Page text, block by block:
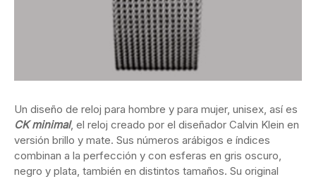
Un diseño de reloj para hombre y para mujer, unisex, así es
CK minimal, el reloj creado por el diseñador Calvin Klein en
versión brillo y mate. Sus números arábigos e índices
combinan a la perfección y con esferas en gris oscuro,
negro y plata, también en distintos tamaños. Su original